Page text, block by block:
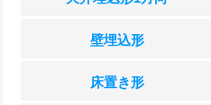
壁埋込形
床置き形